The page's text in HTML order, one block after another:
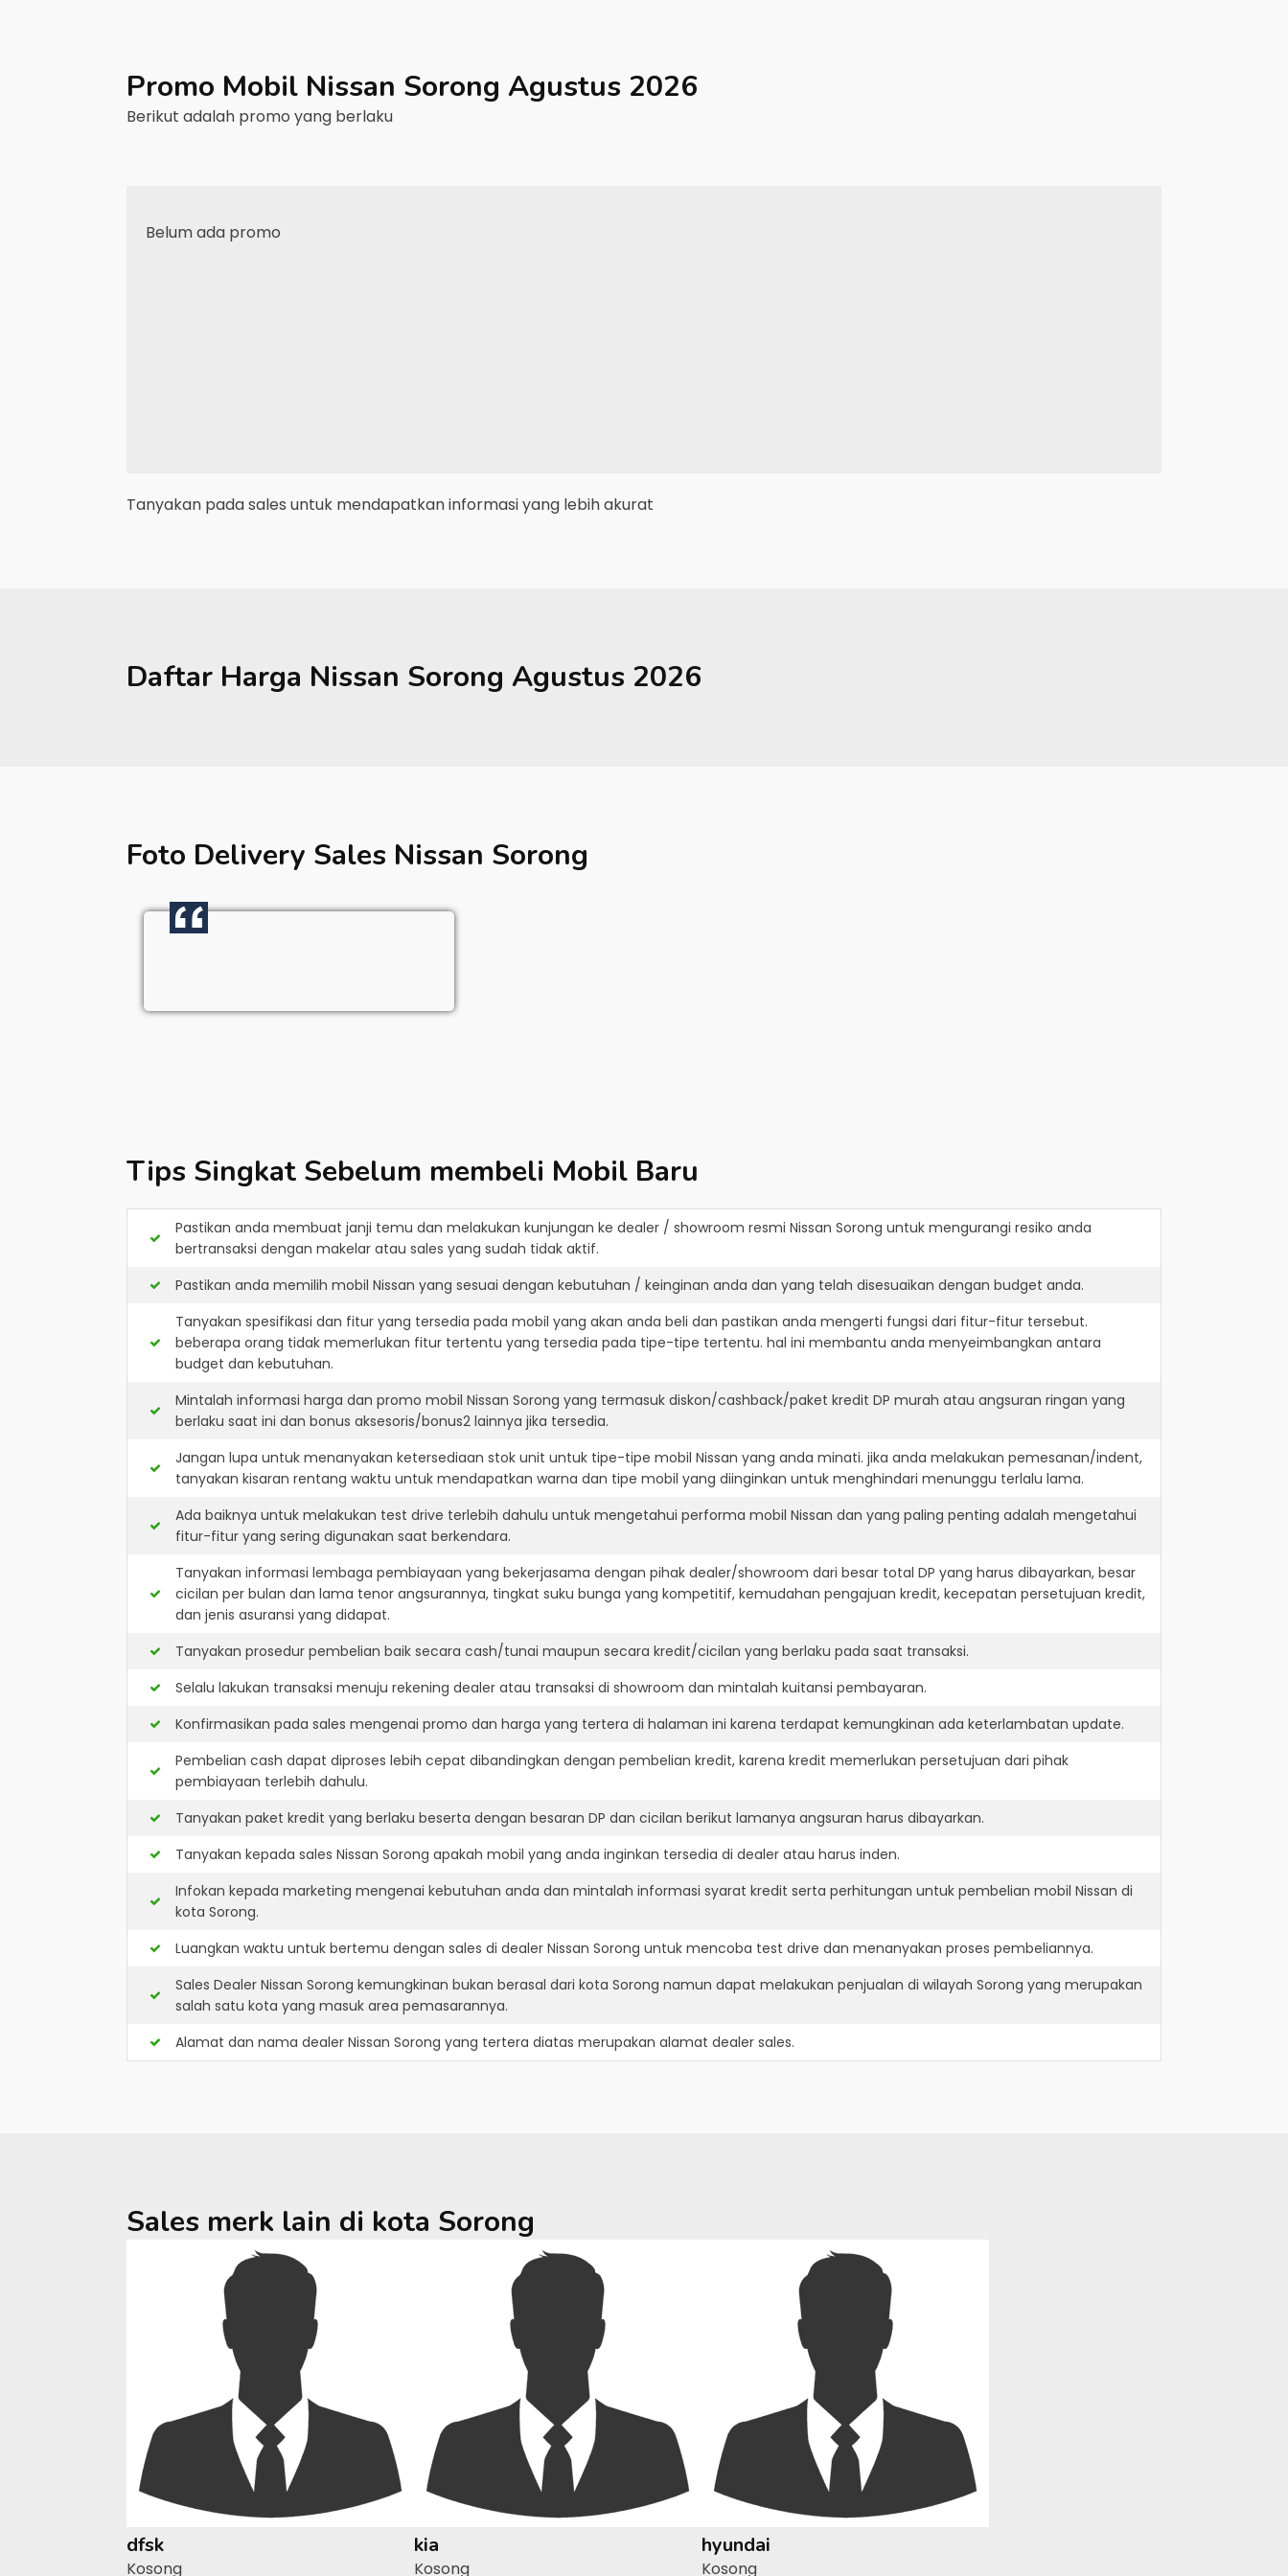
Promo Mobil Nissan Sorong Agustus 2026
Berikut adalah promo yang berlaku
Belum ada promo
Tanyakan pada sales untuk mendapatkan informasi yang lebih akurat
Daftar Harga Nissan Sorong Agustus 2026
Foto Delivery Sales Nissan Sorong
Tips Singkat Sebelum membeli Mobil Baru
Pastikan anda membuat janji temu dan melakukan kunjungan ke dealer / showroom resmi Nissan Sorong untuk mengurangi resiko anda
bertransaksi dengan makelar atau sales yang sudah tidak aktif.
Pastikan anda memilih mobil Nissan yang sesuai dengan kebutuhan / keinginan anda dan yang telah disesuaikan dengan budget anda.
Tanyakan spesifikasi dan fitur yang tersedia pada mobil yang akan anda beli dan pastikan anda mengerti fungsi dari fitur-fitur tersebut.
beberapa orang tidak memerlukan fitur tertentu yang tersedia pada tipe-tipe tertentu. hal ini membantu anda menyeimbangkan antara
budget dan kebutuhan.
Mintalah informasi harga dan promo mobil Nissan Sorong yang termasuk diskon/cashback/paket kredit DP murah atau angsuran ringan yang
berlaku saat ini dan bonus aksesoris/bonus2 lainnya jika tersedia.
Jangan lupa untuk menanyakan ketersediaan stok unit untuk tipe-tipe mobil Nissan yang anda minati. jika anda melakukan pemesanan/indent,
tanyakan kisaran rentang waktu untuk mendapatkan warna dan tipe mobil yang diinginkan untuk menghindari menunggu terlalu lama.
Ada baiknya untuk melakukan test drive terlebih dahulu untuk mengetahui performa mobil Nissan dan yang paling penting adalah mengetahui
fitur-fitur yang sering digunakan saat berkendara.
Tanyakan informasi lembaga pembiayaan yang bekerjasama dengan pihak dealer/showroom dari besar total DP yang harus dibayarkan, besar
cicilan per bulan dan lama tenor angsurannya, tingkat suku bunga yang kompetitif, kemudahan pengajuan kredit, kecepatan persetujuan kredit,
dan jenis asuransi yang didapat.
Tanyakan prosedur pembelian baik secara cash/tunai maupun secara kredit/cicilan yang berlaku pada saat transaksi.
Selalu lakukan transaksi menuju rekening dealer atau transaksi di showroom dan mintalah kuitansi pembayaran.
Konfirmasikan pada sales mengenai promo dan harga yang tertera di halaman ini karena terdapat kemungkinan ada keterlambatan update.
Pembelian cash dapat diproses lebih cepat dibandingkan dengan pembelian kredit, karena kredit memerlukan persetujuan dari pihak
pembiayaan terlebih dahulu.
Tanyakan paket kredit yang berlaku beserta dengan besaran DP dan cicilan berikut lamanya angsuran harus dibayarkan.
Tanyakan kepada sales Nissan Sorong apakah mobil yang anda inginkan tersedia di dealer atau harus inden.
Infokan kepada marketing mengenai kebutuhan anda dan mintalah informasi syarat kredit serta perhitungan untuk pembelian mobil Nissan di
kota Sorong.
Luangkan waktu untuk bertemu dengan sales di dealer Nissan Sorong untuk mencoba test drive dan menanyakan proses pembeliannya.
Sales Dealer Nissan Sorong kemungkinan bukan berasal dari kota Sorong namun dapat melakukan penjualan di wilayah Sorong yang merupakan
salah satu kota yang masuk area pemasarannya.
Alamat dan nama dealer Nissan Sorong yang tertera diatas merupakan alamat dealer sales.
Sales merk lain di kota Sorong
dfsk
Kosong
kia
Kosong
hyundai
Kosong